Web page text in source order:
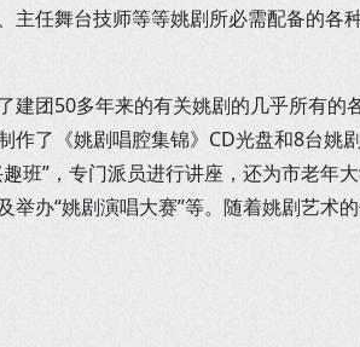
任舞台技师等等姚剧所必需配备的各
团50多年来的有关姚剧的几乎所有
了《姚剧唱腔集锦》CD光盘和8台姚
班”，专门派员进行讲座，还为市老年
办“姚剧演唱大赛”等。随着姚剧艺术